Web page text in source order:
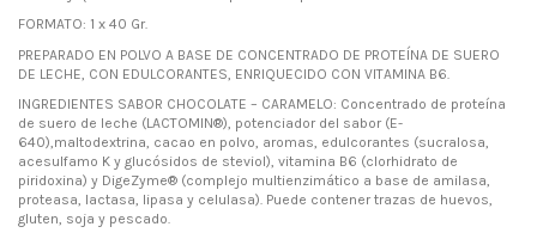
FORMATO: 1 x 40 Gr.
PREPARADO EN POLVO A BASE DE CONCENTRADO DE PROTEÍNA DE SUERO
DE LECHE, CON EDULCORANTES, ENRIQUECIDO CON VITAMINA B6.
INGREDIENTES SABOR CHOCOLATE – CARAMELO: Concentrado de proteína
de suero de leche (LACTOMIN®), potenciador del sabor (E-
640),maltodextrina, cacao en polvo, aromas, edulcorantes (sucralosa,
acesulfamo K y glucósidos de steviol), vitamina B6 (clorhidrato de
piridoxina) y DigeZyme® (complejo multienzimático a base de amilasa,
proteasa, lactasa, lipasa y celulasa). Puede contener trazas de huevos,
gluten, soja y pescado.